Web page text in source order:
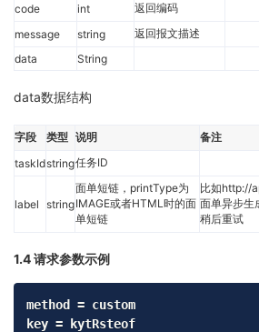
code
int
返回编码
message
string
返回报文描述
data
String
data数据结构
字段 类型 说明
备注
taskIdstring任务ID
label string
面单短链，printType为
IMAGE或者HTML时的面
单短链
比如http://
面单异步生
稍后重试
1.4 请求参数示例
method = custom
key = kytRsteof